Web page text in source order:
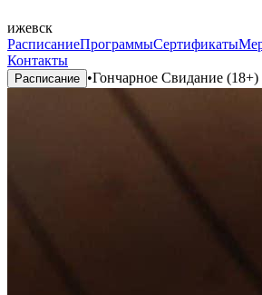
ижевск
РасписаниеПрограммыСертификаты
Контакты
Расписание •Гончарное Свидание (18+)